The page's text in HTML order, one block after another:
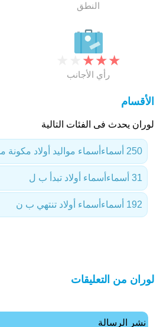
النطق
★
★
★
رأي الأجانب
الأقسام
لوران يحدث فى الفئات التالية
أسماء مواليد أولاد مكونة من 11 250 أسماء
أسماء أولاد تبدأ ب ل 31 أسماء
أسماء أولاد تنتهي ب ن 192 أسماء
لوران من التعليقات
نشر الرسالة